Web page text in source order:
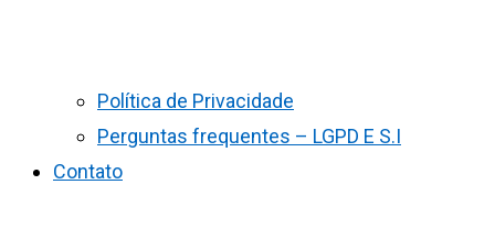
Política de Privacidade
Perguntas frequentes – LGPD E S.I
Contato